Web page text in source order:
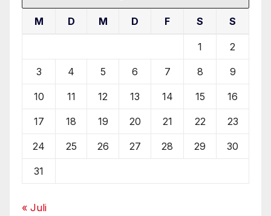
M D M D F S S
1 2
3 4 5 6 7 8 9
10 11 12 13 14 15 16
17 18 19 20 21 22 23
24 25 26 27 28 29 30
31
« Juli